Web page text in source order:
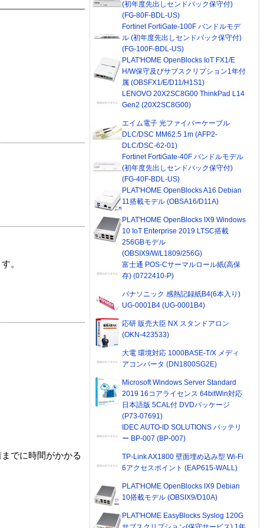
。
でに時間がかかる
(初年度先出しセンドバック保守付)
(FG-80F-BDL-US)
Fortinet FortiGate-100F バンドルモデ
ル (初年度先出しセンドバック保守付)
(FG-100F-BDL-US)
PLAT'HOME OpenBlocks IoT FX1/E
H/W保守及びサブスクリプション1年付
属 (OBSFX1/E/D11/H1S1)
LENOVO 20X2SC8G00 ThinkPad L14
Gen2 (20X2SC8G00)
エイム電子 光ファイバーケーブル
DLC/DSC MM62.5 1m (AFP2-
DLC/DSC-62-01)
Fortinet FortiGate-40F バンドルモデル
(初年度先出しセンドバック保守付)
(FG-40F-BDL-US)
PLAT'HOME OpenBlocks A16 Debian
11搭載モデル (OBSA16/D11A)
PLAT'HOME OpenBlocks IX9 Windows
10 IoT Enterprise 2019 LTSC搭載
256GBモデル
(OBSIX9/W/L1809/256G)
富士通 POS-Cサーマルロール紙(高保
存) (0722410-P)
パナソニック 感熱記録紙B4(6本入り)
UG-0001B4 (UG-0001B4)
応研 販売大臣 NX スタンドアロン
(OKN-423533)
大電 環境対応 1000BASE-T/X メディ
アコンバータ (DN1800SG2E)
Microsoft Windows Server Standard
2019 16コアライセンス 64bitWin対応
日本語版 5CAL付 DVDパッケージ
(P73-07691)
IDEC AUTO-ID SOLUTIONS バッテリ
ー BP-007 (BP-007)
TP-Link AX1800 壁面埋め込み型 Wi-Fi
6アクセスポイント (EAP615-WALL)
PLAT'HOME OpenBlocks IX9 Debian
10搭載モデル (OBSIX9/D10A)
PLAT'HOME EasyBlocks Syslog 120G